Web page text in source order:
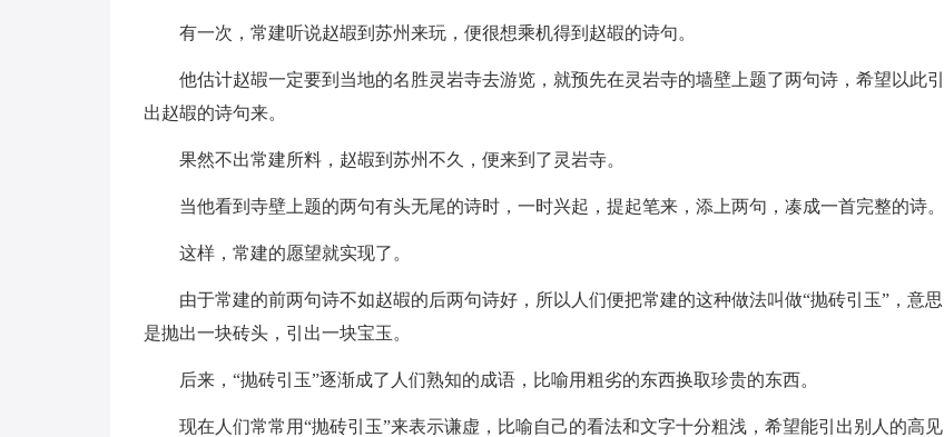
有一次，常建听说赵嘏到苏州来玩，便很想乘机得到赵嘏的诗句。
他估计赵嘏一定要到当地的名胜灵岩寺去游览，就预先在灵岩寺的墙壁上题了两句诗，希望以此引
出赵嘏的诗句来。
果然不出常建所料，赵嘏到苏州不久，便来到了灵岩寺。
当他看到寺壁上题的两句有头无尾的诗时，一时兴起，提起笔来，添上两句，凑成一首完整的诗。
这样，常建的愿望就实现了。
由于常建的前两句诗不如赵嘏的后两句诗好，所以人们便把常建的这种做法叫做“抛砖引玉”，意思
是抛出一块砖头，引出一块宝玉。
后来，“抛砖引玉”逐渐成了人们熟知的成语，比喻用粗劣的东西换取珍贵的东西。
现在人们常常用“抛砖引玉”来表示谦虚，比喻自己的看法和文字十分粗浅，希望能引出别人的高见